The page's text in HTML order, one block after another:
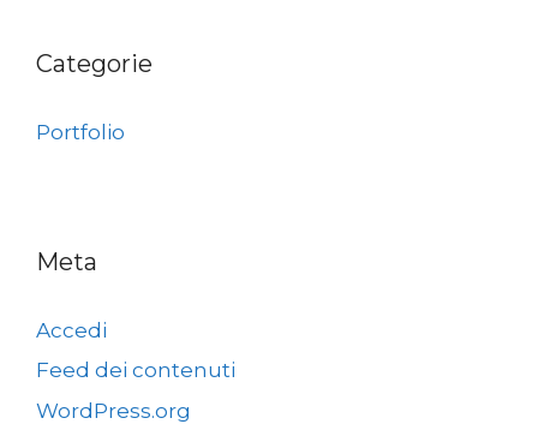
Categorie
Portfolio
Meta
Accedi
Feed dei contenuti
WordPress.org